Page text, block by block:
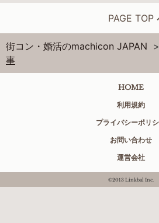
PAGE TOP
街コン・婚活のmachicon JAPAN
事
HOME
利用規約
プライバシーポリ
お問い合わせ
運営会社
©2013 Linkbal Inc.